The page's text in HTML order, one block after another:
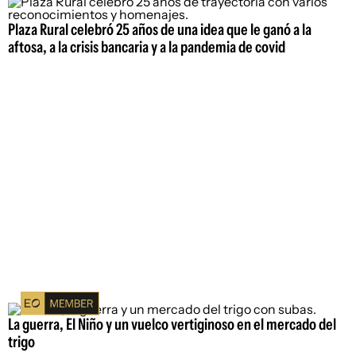
Plaza Rural celebró 25 años de una idea que le ganó a la
aftosa, a la crisis bancaria y a la pandemia de covid
La guerra, El Niño y un vuelco vertiginoso en el mercado del
trigo